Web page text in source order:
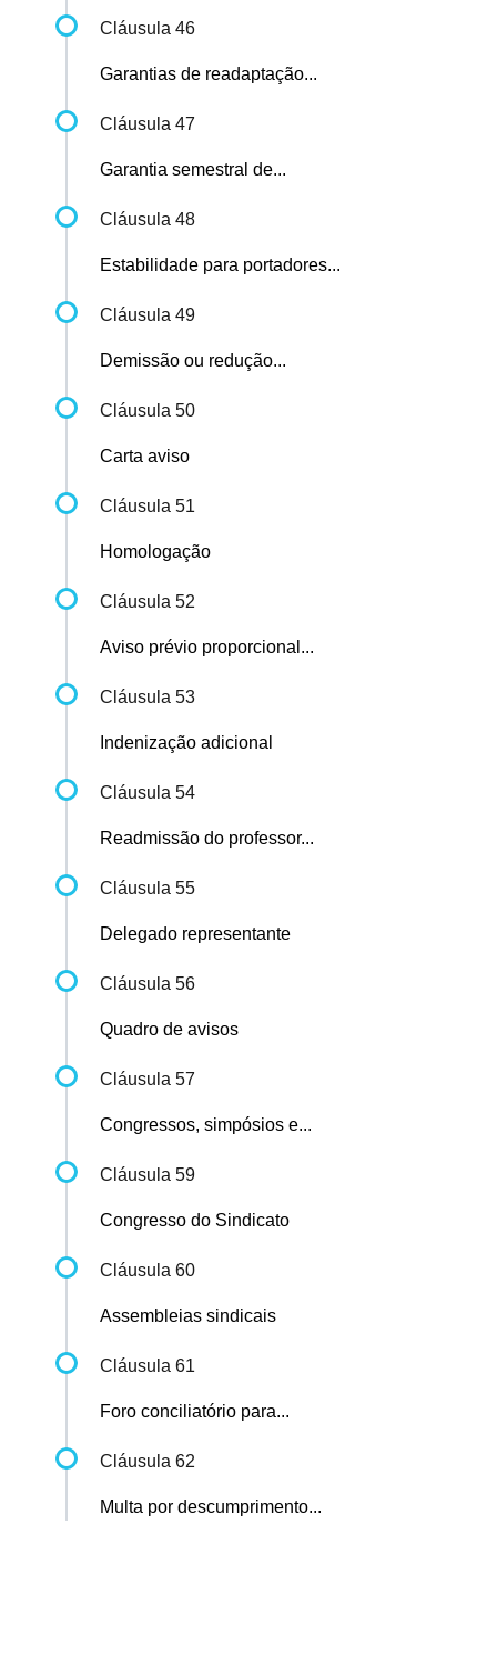
Cláusula 46
Garantias de readaptação...
Cláusula 47
Garantia semestral de...
Cláusula 48
Estabilidade para portadores...
Cláusula 49
Demissão ou redução...
Cláusula 50
Carta aviso
Cláusula 51
Homologação
Cláusula 52
Aviso prévio proporcional...
Cláusula 53
Indenização adicional
Cláusula 54
Readmissão do professor...
Cláusula 55
Delegado representante
Cláusula 56
Quadro de avisos
Cláusula 57
Congressos, simpósios e...
Cláusula 59
Congresso do Sindicato
Cláusula 60
Assembleias sindicais
Cláusula 61
Foro conciliatório para...
Cláusula 62
Multa por descumprimento...